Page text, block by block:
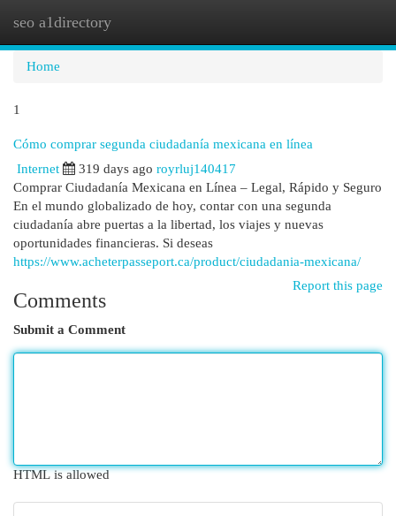
seo a1directory
Home
1
Cómo comprar segunda ciudadanía mexicana en línea
Internet 319 days ago royrluj140417
Comprar Ciudadanía Mexicana en Línea – Legal, Rápido y Seguro
En el mundo globalizado de hoy, contar con una segunda
ciudadanía abre puertas a la libertad, los viajes y nuevas
oportunidades financieras. Si deseas
https://www.acheterpasseport.ca/product/ciudadania-mexicana/
Report this page
Comments
Submit a Comment
HTML is allowed